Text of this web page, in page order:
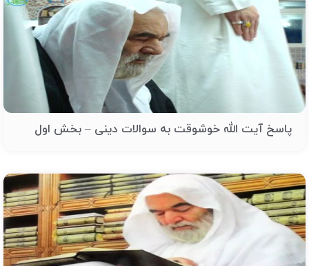
پاسخ آیت الله خوشوقت به سوالات دینی – بخش اول